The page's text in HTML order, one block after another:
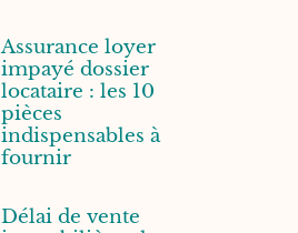
Assurance loyer
impayé dossier
locataire : les 10
pièces
indispensables à
fournir
Délai de vente